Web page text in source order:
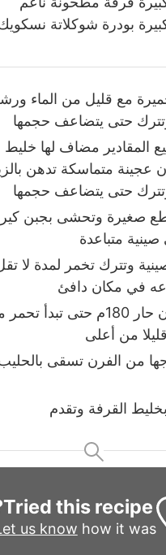
بودرة شوكلاتة
مع قليل من الماء
حتى يتضاعف حجمها
المقادير مضاف لها خليط
عجينة متماسكة تدهن
حتى يتضاعف حجمها
صغيرة وتحشى بجبن
متباعدة
وتترك تخمر لمدة لا
في مكان دافئ
تدخل فرن حار 180م حتى
من أعلى
من الفرن تسقى
القرفة وتقدم
Tried this recipe?
us know how it was!